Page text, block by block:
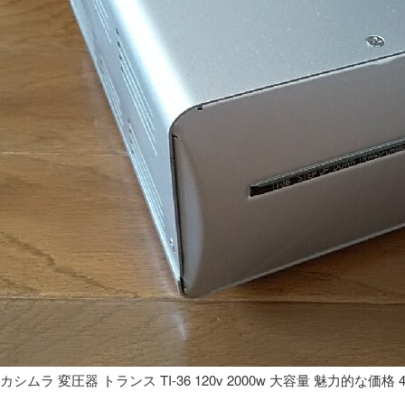
カシムラ 変圧器 トランス TI-36 120v 2000w 大容量 魅力的な価格